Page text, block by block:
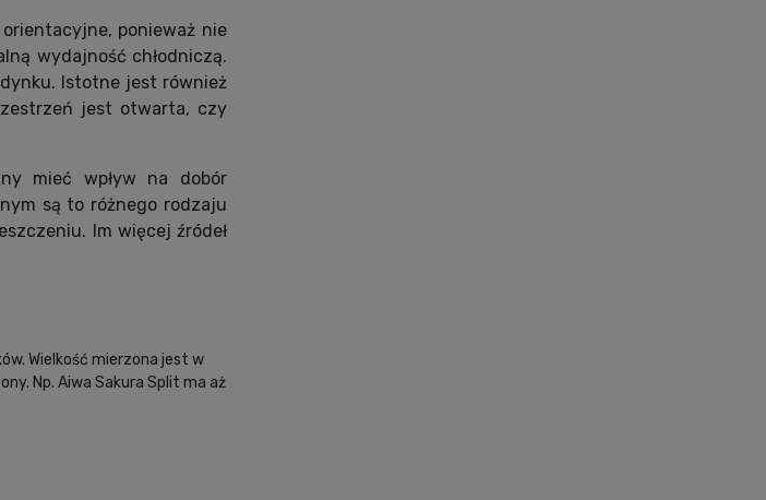
ponieważ nie
wydajność chłodniczą.
Istotne jest również
jest otwarta, czy
mieć wpływ na dobór
są to różnego rodzaju
Im więcej źródeł
Wielkość mierzona jest w
Np. Aiwa Sakura Split ma aż